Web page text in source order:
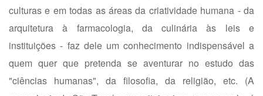
culturas e em todas as áreas da criatividade humana - da
arquitetura à farmacologia, da culinária às leis e
instituições - faz dele um conhecimento indispensável a
quem quer que pretenda se aventurar no estudo das
"ciências humanas", da filosofia, da religião, etc. (A